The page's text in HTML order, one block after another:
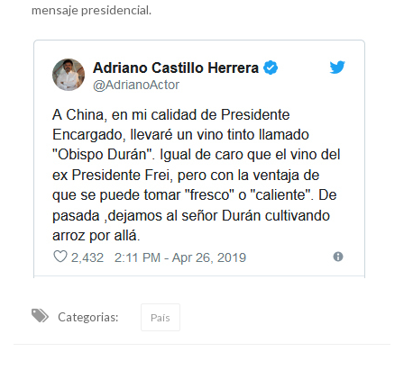
mensaje presidencial.
Categorias: País